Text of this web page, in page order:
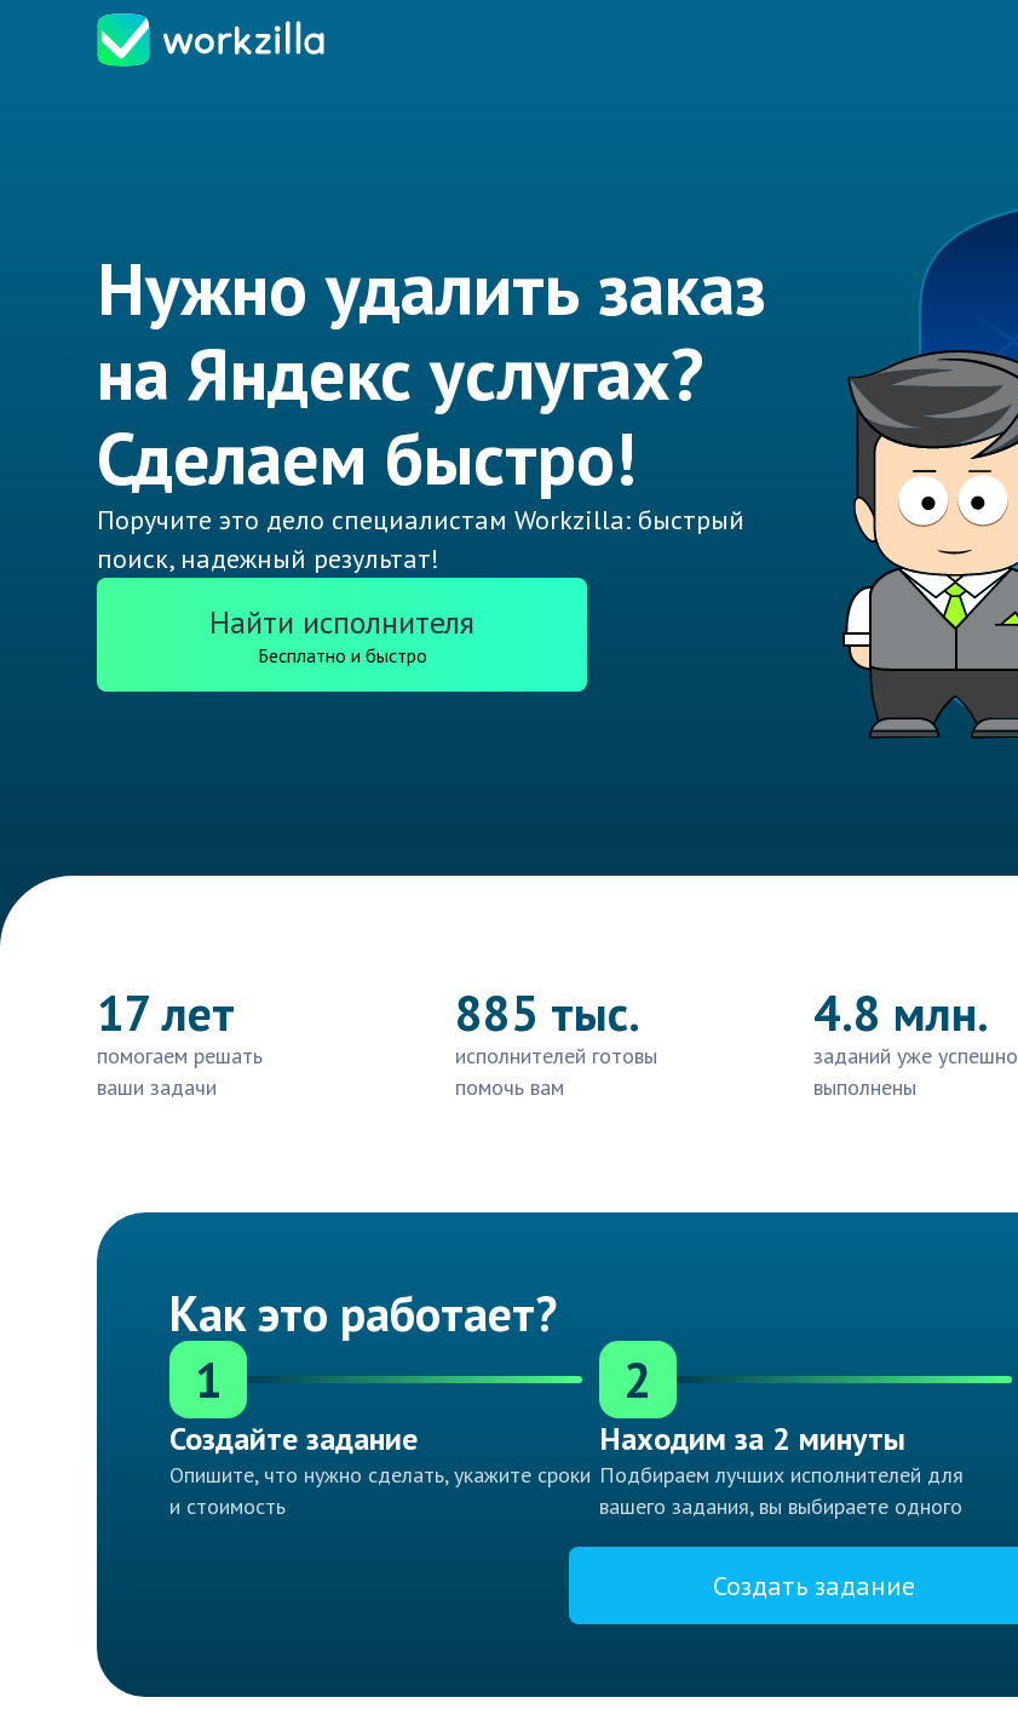
Нужно удалить заказ
на Яндекс услугах?
Сделаем быстро!
Поручите это дело специалистам Workzilla: быстрый
поиск, надежный результат!
Найти исполнителя
Бесплатно и быстро
17 лет
помогаем решать
ваши задачи
885 тыс.
исполнителей готовы
помочь вам
4.8 млн.
заданий уже успешно
выполнены
Как это работает?
1
Создайте задание
Опишите, что нужно сделать, укажите сроки
и стоимость
2
Находим за 2 минуты
Подбираем лучших исполнителей для
вашего задания, вы выбираете одного
Создать задание